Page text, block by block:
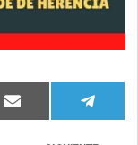
Compartir
en
Email
en